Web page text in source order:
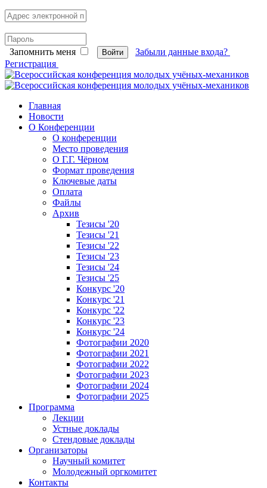
Запомнить меня Войти
Забыли данные входа?
Регистрация
Главная
Новости
О Конференции
О конференции
Место проведения
О Г.Г. Чёрном
Формат проведения
Ключевые даты
Оплата
Файлы
Архив
Тезисы '20
Тезисы '21
Тезисы '22
Тезисы '23
Тезисы '24
Тезисы '25
Конкурс '20
Конкурс '21
Конкурс '22
Конкурс '23
Конкурс '24
Фотографии 2020
Фотографии 2021
Фотографии 2022
Фотографии 2023
Фотографии 2024
Фотографии 2025
Программа
Лекции
Устные доклады
Стендовые доклады
Организаторы
Научный комитет
Молодежный оргкомитет
Контакты